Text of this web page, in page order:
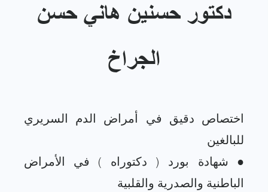
دكتور حسنين هاني حسن
الجراخ
اختصاص دقيق في أمراض الدم السريري
● شهادة بورد ( دكتوراه ) في الأمراض